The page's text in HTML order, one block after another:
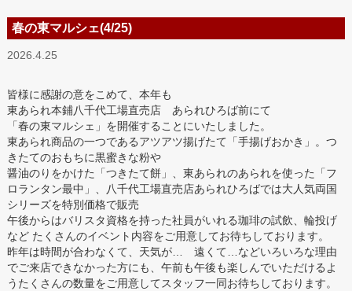
春の東マルシェ(4/25)
2026.4.25
皆様に感謝の意をこめて、本年も
東あられ本鋪八千代工場直売店 あられひろば前にて
「春の東マルシェ」を開催することにいたしました。
東あられ商品の一つであるアツアツ揚げたて「手揚げおかき」。つ
きたてのおもちに黒蜜きな粉や
醤油のりをかけた「つきたて餅」、東あられのあられを使った「フ
ロランタン最中」、八千代工場直売店あられひろばでは大人気両国
シリーズを特別価格で販売
午後からはバリスタ資格を持った社員がいれる珈琲の試飲、輪投げ
など たくさんのイベント内容をご用意してお待ちしております。
昨年は時間が合わなくて、天気が… 遠くて…などいろいろな理由
でご来店できなかった方にも、午前も午後も楽しんでいただけるよ
うたくさんの数量をご用意してスタッフ一同お待ちしております。